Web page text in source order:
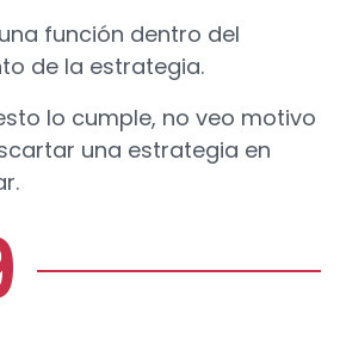
función dentro del
de la estrategia.
lo cumple, no veo motivo
una estrategia en